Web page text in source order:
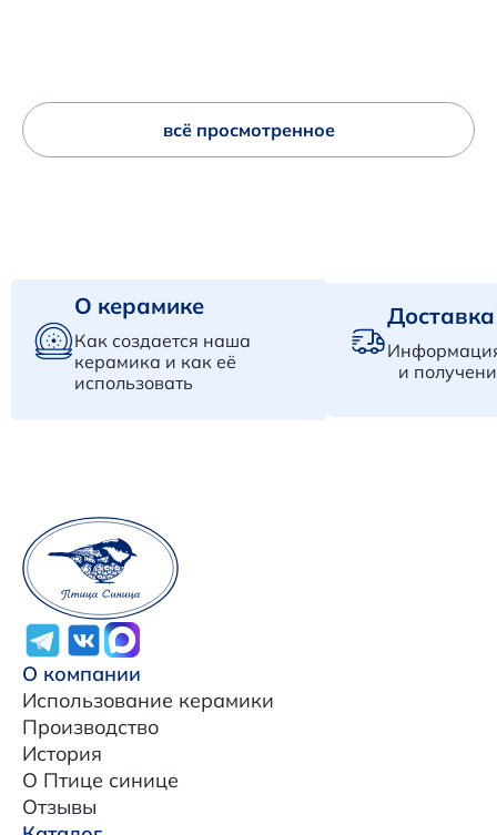
всё просмотренное
О керамике
Как создается наша
керамика и как её
использовать
и
О компании
Использование керамики
Производство
История
О Птице синице
Отзывы